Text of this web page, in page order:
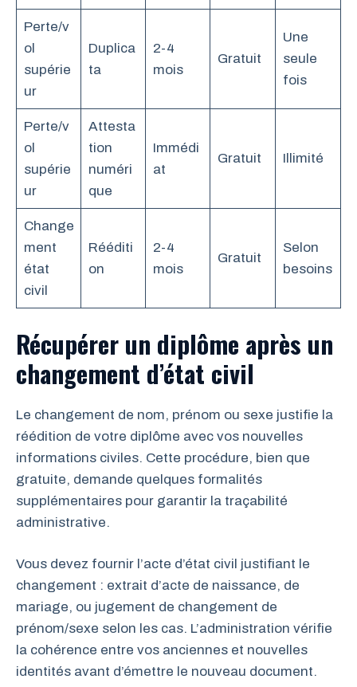
Perte/v
ol
supérie
ur
Duplica
ta
2-4
mois
Gratuit
Une
seule
fois
Perte/v
ol
supérie
ur
Attesta
tion
numéri
que
Immédi
at
Gratuit Illimité
Change
ment
état
civil
Rééditi
on
2-4
mois
Gratuit
Selon
besoins
Récupérer un diplôme après un
changement d’état civil
Le changement de nom, prénom ou sexe justifie la
réédition de votre diplôme avec vos nouvelles
informations civiles. Cette procédure, bien que
gratuite, demande quelques formalités
supplémentaires pour garantir la traçabilité
administrative.
Vous devez fournir l’acte d’état civil justifiant le
changement : extrait d’acte de naissance, de
mariage, ou jugement de changement de
prénom/sexe selon les cas. L’administration vérifie
la cohérence entre vos anciennes et nouvelles
identités avant d’émettre le nouveau document.